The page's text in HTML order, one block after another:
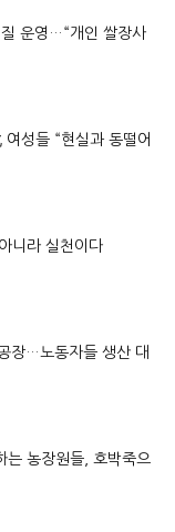
운영…“개인 쌀장사
성들 “현실과 동떨어
니라 실천이다
장…노동자들 생산 대
는 농장원들, 호박죽으